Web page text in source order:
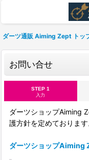
ダーツ通販 Aiming Zept トッ
お問い合せ
STEP 1
入力
ダーツショップAiming
護方針を定めておりま
ダーツショップAiming